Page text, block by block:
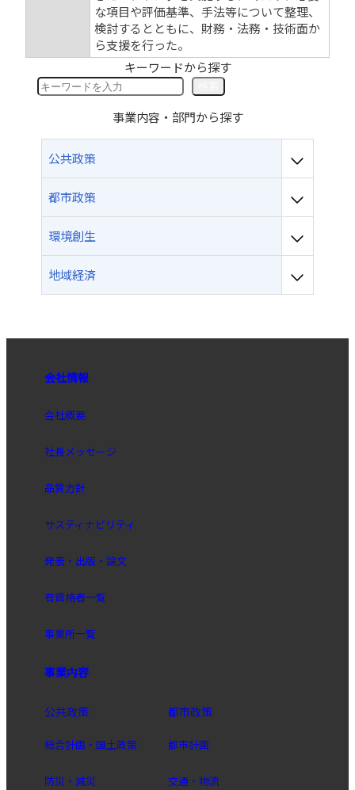
な項目や評価基準、手法等について整理、
検討するとともに、財務・法務・技術面か
ら支援を行った。
キーワードから探す
事業内容・部門から探す
公共政策
都市政策
環境創生
地域経済
会社情報
会社概要
社長メッセージ
品質方針
サスティナビリティ
発表・出版・論文
有資格者一覧
事業所一覧
事業内容
公共政策
総合計画・国土政策
防災・減災
都市政策
都市計画
交通・物流